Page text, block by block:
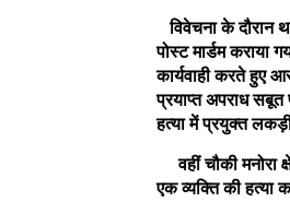
विवेचना के दौरान
पोस्ट मार्डम कराया
कार्यवाही करते हुए
प्रयाप्त अपराध सबूत
हत्या में प्रयुक्त
वहीं चौकी मनोरा
एक व्यक्ति की हत्या